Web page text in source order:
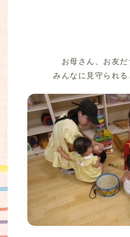
お母さん、お友だ
みんなに見守られる